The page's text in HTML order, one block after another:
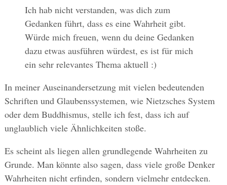
Ich hab nicht verstanden, was dich zum
Gedanken führt, dass es eine Wahrheit gibt.
Würde mich freuen, wenn du deine Gedanken
dazu etwas ausführen würdest, es ist für mich
ein sehr relevantes Thema aktuell :)
In meiner Auseinandersetzung mit vielen bedeutenden
Schriften und Glaubenssystemen, wie Nietzsches System
oder dem Buddhismus, stelle ich fest, dass ich auf
unglaublich viele Ähnlichkeiten stoße.
Es scheint als liegen allen grundlegende Wahrheiten zu
Grunde. Man könnte also sagen, dass viele große Denker
Wahrheiten nicht erfinden, sondern vielmehr entdecken.